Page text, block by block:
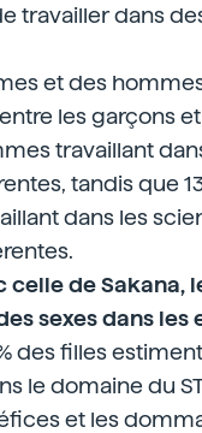
travailler dans
et des
les garçons et
travaillant
tandis que
dans les
de Sakana,
sexes dans les
des filles estiment
le domaine du
et les